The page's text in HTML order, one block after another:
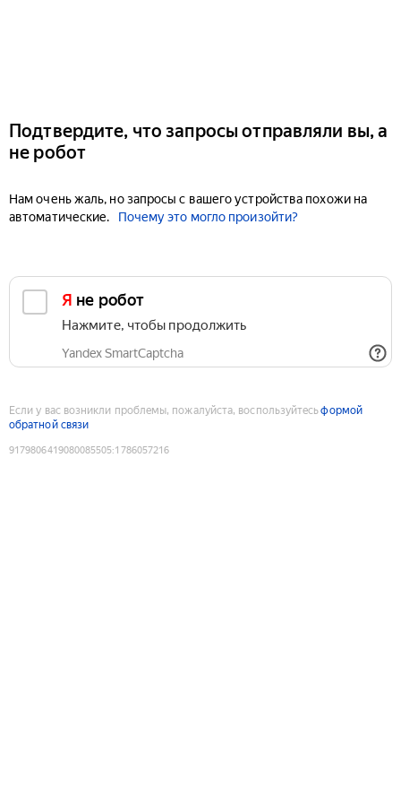
Подтвердите, что запросы отправляли вы, а
не робот
Нам очень жаль, но запросы с вашего устройства похожи на
автоматические.
Почему это могло произойти?
Я не робот
Нажмите, чтобы продолжить
Yandex SmartCaptcha
Если у вас возникли проблемы, пожалуйста, воспользуйтесьформой
обратной связи
9179806419080085505:1786057216